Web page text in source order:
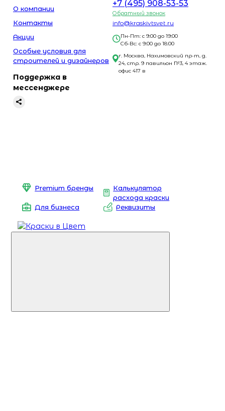
О компании
Контакты
Акции
Особые условия для
строителей и дизайнеров
Поддержка в
мессенджере
+7 (495) 908-53-53
Обратный звонок
info@kraskivtsvet.ru
Пн-Пт: с 9:00 до 19:00
Сб-Вс: с 9:00 до 18:00
г. Москва, Нахимовский пр-т, д.
24, стр. 9 павильон №3, 4 этаж.
офис 417 в
Premium бренды
Калькулятор
расхода краски
Для бизнеса
Реквизиты